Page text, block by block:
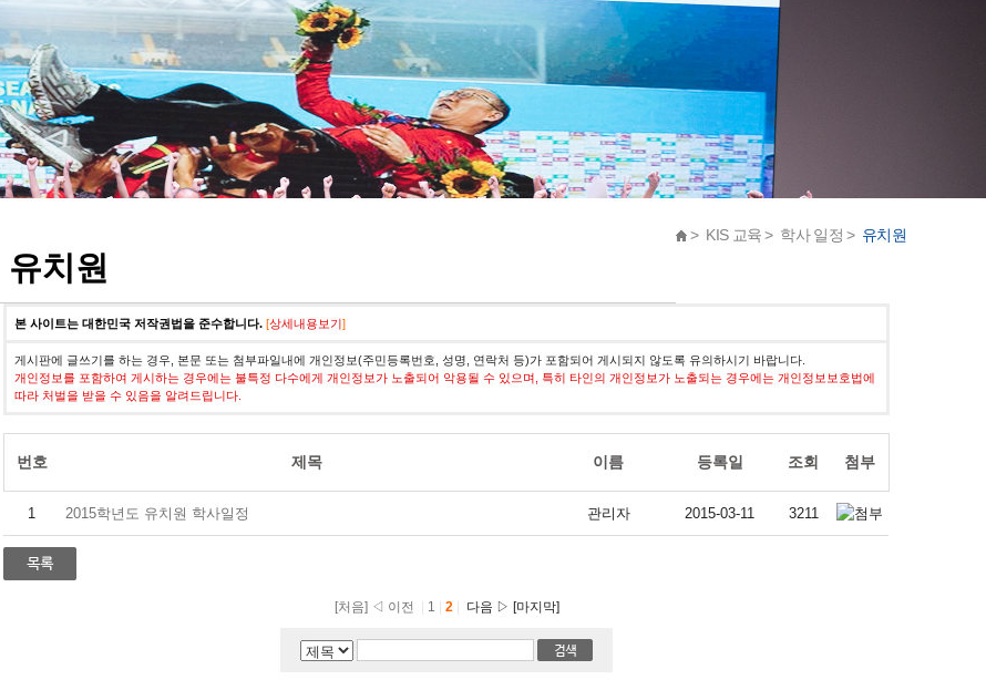
성과평가자료
스쿨버스 운행 안내
급식안내
서식자료실
학부모방
정기고사 기출문제
입학금/수업료
교복구입안내
유초등 소식지 학교건축기금
> KIS 교육 > 학사 일정 > 유치원
유치원
본 사이트는 대한민국 저작권법을 준수합니다. [상세내용보기]
게시판에 글쓰기를 하는 경우, 본문 또는 첨부파일내에 개인정보(주민등록번호, 성명, 연락처 등)가 포함되어 게시되지 않도록 유의하시기 바랍니다.
개인정보를 포함하여 게시하는 경우에는 불특정 다수에게 개인정보가 노출되어 악용될 수 있으며, 특히 타인의 개인정보가 노출되는 경우에는 개인정보보호법에
따라 처벌을 받을 수 있음을 알려드립니다.
번호 제목 이름 등록일 조회 첨부
1 2015학년도 유치원 학사일정 관리자 2015-03-11 3211
[처음] ◁ 이전 1 2 다음 ▷ [마지막]